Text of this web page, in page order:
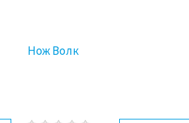
Нож Волк